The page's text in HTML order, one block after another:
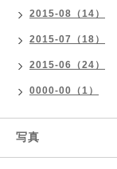
2015-08（14）
2015-07（18）
2015-06（24）
0000-00（1）
写真